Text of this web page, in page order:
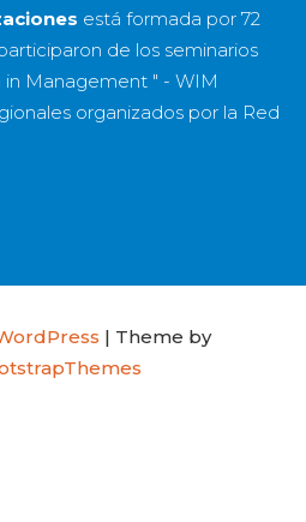
está formada por 72
de los seminarios
Management " - WIM
organizados por la Red
| Theme by